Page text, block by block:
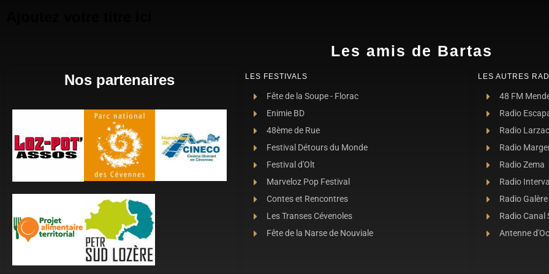
Les amis de Bartas
Nos partenaires LES FESTIVALS
Fête de la Soupe - Florac
Enimie BD
48ème de Rue
Festival Détours du Monde
Festival d'Olt
Marveloz Pop Festival
Contes et Rencontres
Les Transes Cévenoles
Fête de la Narse de Nouviale
LES AUTRES
48 FM
Radio
Radio Larzac
Radio
Radio Zema
Radio Interval
Radio Galère
Radio Canal
Antenne d'Oc